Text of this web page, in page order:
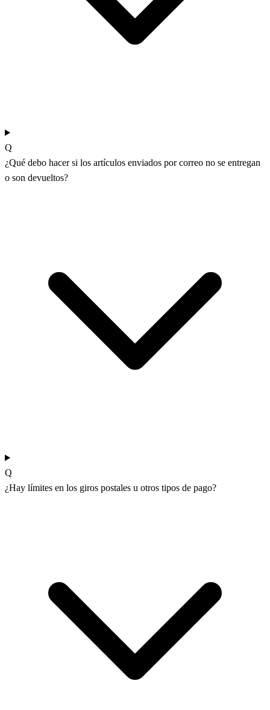
Q
¿Qué debo hacer si los artículos enviados por correo no se entregan
o son devueltos?
Q
¿Hay límites en los giros postales u otros tipos de pago?